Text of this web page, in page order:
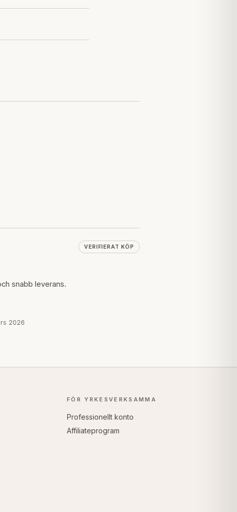
VERIFIERAT KÖP
snabb leverans.
2026
FÖR YRKESVERKSAMMA
Professionellt konto
Affiliateprogram